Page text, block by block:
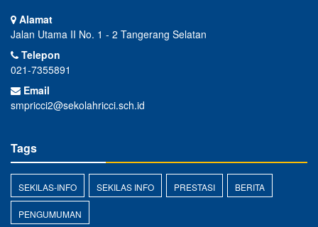
Alamat
Jalan Utama II No. 1 - 2 Tangerang Selatan
Telepon
021-7355891
Email
smpricci2@sekolahricci.sch.id
Tags
SEKILAS-INFO SEKILAS INFO PRESTASI BERITA
PENGUMUMAN